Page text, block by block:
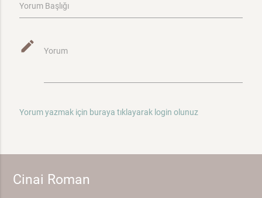
Yorum Başlığı
mode_edit Yorum
Yorum yazmak için buraya tıklayarak login olunuz
Cinai Roman